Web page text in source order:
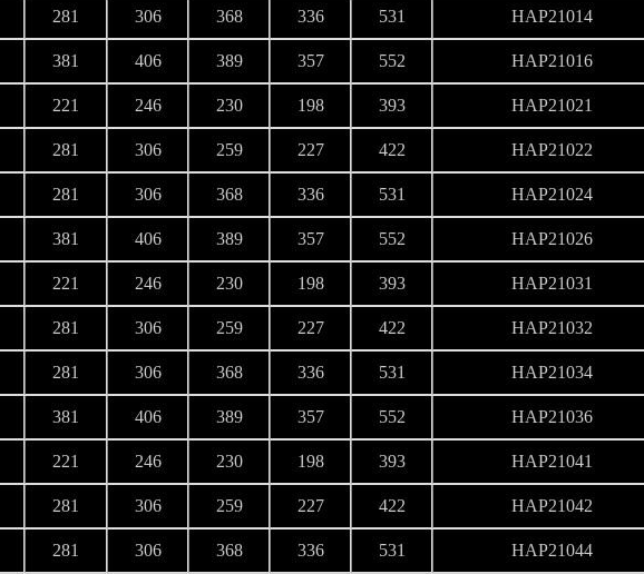
HAP21014
531
336
368
306
281
HAP21016
552
357
389
406
381
HAP21021
393
198
230
246
221
HAP21022
422
227
259
306
281
HAP21024
531
336
368
306
281
HAP21026
552
357
389
406
381
HAP21031
393
198
230
246
221
HAP21032
422
227
259
306
281
HAP21034
531
336
368
306
281
HAP21036
552
357
389
406
381
HAP21041
393
198
230
246
221
HAP21042
422
227
259
306
281
HAP21044
531
336
368
306
281